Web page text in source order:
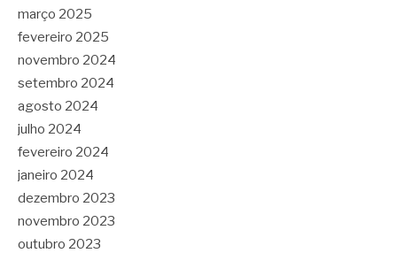
março 2025
fevereiro 2025
novembro 2024
setembro 2024
agosto 2024
julho 2024
fevereiro 2024
janeiro 2024
dezembro 2023
novembro 2023
outubro 2023